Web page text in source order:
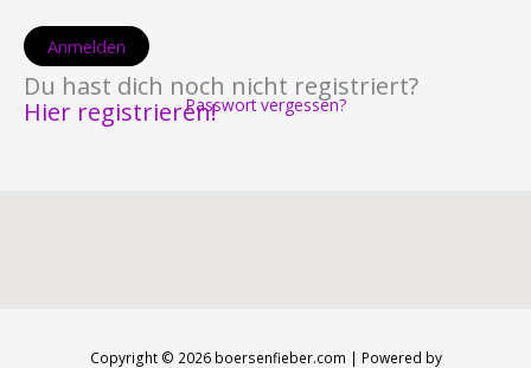
Passwort vergessen?
Du hast dich noch nicht registriert?
Hier registrieren!
Copyright © 2026 boersenfieber.com | Powered by